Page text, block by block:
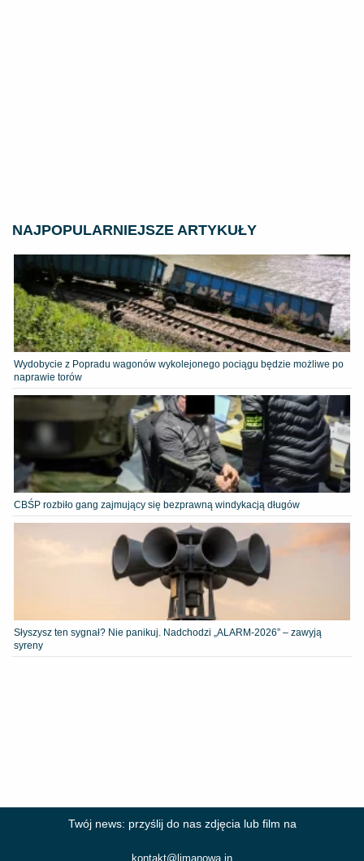
NAJPOPULARNIEJSZE ARTYKUŁY
Wydobycie z Popradu wagonów wykolejonego pociągu będzie możliwe po
naprawie torów
CBŚP rozbiło gang zajmujący się bezprawną windykacją długów
Słyszysz ten sygnał? Nie panikuj. Nadchodzi „ALARM-2026” – zawyją
syreny
Twój news: przyślij do nas zdjęcia lub film na
kontakt@limanowa.in